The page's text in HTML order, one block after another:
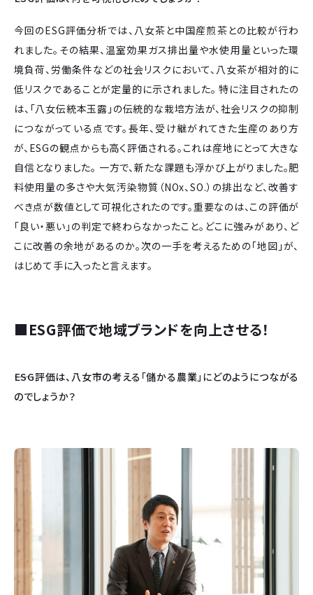
今回のESG評価分析では、八女茶と中国産煎茶との比較が行わ
れました。その結果、温室効果ガス排出量や水使用量といった環
境負荷、労働条件などの社会リスクにおいて、八女茶が相対的に
低リスクであることが定量的に示されました。 特に注目されたの
は、「八女伝統本玉露」の伝統的な栽培方法が、社会リスクの抑制
につながっている点です。長年、受け継がれてきた生産のあり方
が、ESGの観点からも高く評価される。これは産地にとって大きな
自信となりました。 一方で、新たな課題も浮かび上がりました。肥
料使用量の多さや大気汚染物質（NOx、SO.）の排出など、改善す
べき点が数値として可視化されたのです。重要なのは、この評価が
「良い・悪い」の判定で終わらなかったこと。どこに強みがあり、ど
こに改善の余地があるのか。次の一手を考えるための「地図」が、
はじめて手に入ったと言えます。
■ESG評価で地域ブランドを向上させる！
――ESG評価は、八女市の考える「儲かる農業」にどのようにつながる
のでしょうか？